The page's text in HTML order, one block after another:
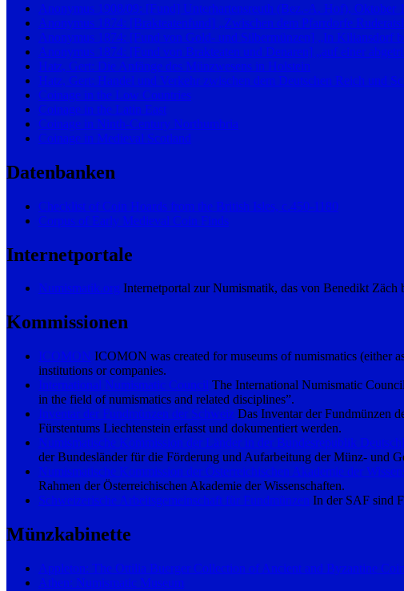
Anonymus 1908/09: [Fund] Unterhartensreuth (Bez.-A. Hof), Oktober
Anonymus 1874: [Brakteatenfund] „Zwischen dem Pfarrdorfe
Anonymus 1874: [Fund von Gold- und Silbermünzen] „In Kiliansdorf
Anonymus 1874: [Fund von Brakteaten und Denaren] „auf einer
Hatz, Gert: Die Anfänge des Münzwesens in Holstein
Hatz, Gert: Handel und Verkehr zwischen dem Deutschen Reich und
Coinage in the Low Countries
Coinage in the Latin East
Coinage in Ninth-Century Northumbria
Coinage in Medieval Scotland
Datenbanken
Checklist of Coin Hoards from the British Isles, c.450-1180
Corpus of Early Medieval Coin Finds
Internetportale
Numismatik.org Internetportal zur Numismatik, das von Benedikt Zäch
Kommissionen
ICOMON ICOMON was created for museums of numismatics (either
institutions or companies.
International Numismatic Council The International Numismatic
in the field of numismatics and related disciplines”.
Inventar der Fundmünzen der Schweiz Das Inventar der Fundmünzen
Fürstentums Liechtenstein erfasst und dokumentiert werden.
Numismatische Kommission der Länder in der Bundesrepublik
der Bundesländer für die Förderung und Aufarbeitung der Münz- und
Numismatische Kommission der Österreichischen Akademie der
Rahmen der Österreichischen Akademie der Wissenschaften.
Schweizerische Arbeitsgemeinschaft für Fundmünzen In der SAF sind
Münzkabinette
Appleton: The Ottilia Buerger Collection of Ancient and Byzantine
Athen: Numismatic Museum